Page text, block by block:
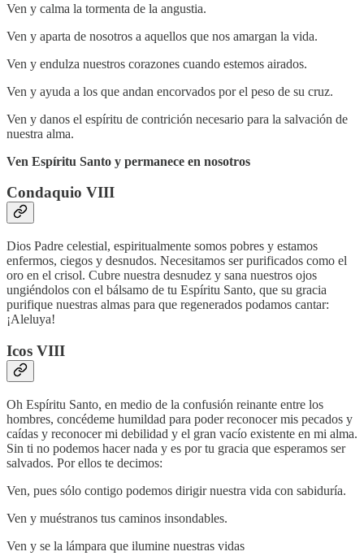
Ven y calma la tormenta de la angustia.
Ven y aparta de nosotros a aquellos que nos amargan la vida.
Ven y endulza nuestros corazones cuando estemos airados.
Ven y ayuda a los que andan encorvados por el peso de su cruz.
Ven y danos el espíritu de contrición necesario para la salvación de
nuestra alma.
Ven Espíritu Santo y permanece en nosotros
Condaquio VIII
Dios Padre celestial, espiritualmente somos pobres y estamos
enfermos, ciegos y desnudos. Necesitamos ser purificados como el
oro en el crisol. Cubre nuestra desnudez y sana nuestros ojos
ungiéndolos con el bálsamo de tu Espíritu Santo, que su gracia
purifique nuestras almas para que regenerados podamos cantar:
¡Aleluya!
Icos VIII
Oh Espíritu Santo, en medio de la confusión reinante entre los
hombres, concédeme humildad para poder reconocer mis pecados y
caídas y reconocer mi debilidad y el gran vacío existente en mi alma.
Sin ti no podemos hacer nada y es por tu gracia que esperamos ser
salvados. Por ellos te decimos:
Ven, pues sólo contigo podemos dirigir nuestra vida con sabiduría.
Ven y muéstranos tus caminos insondables.
Ven y se la lámpara que ilumine nuestras vidas